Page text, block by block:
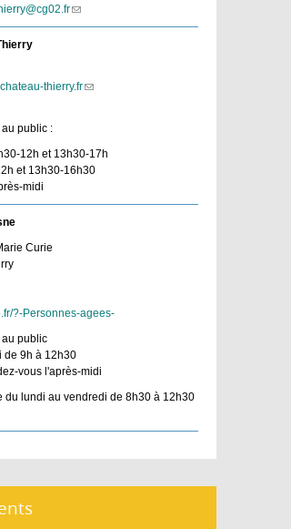
(link
sends
thierry.fr(link
public :
12h et 13h30-17h
et 13h30-16h30
midi
Curie
?-Personnes-agees-
public
de 9h à 12h30
vous l'après-midi
du lundi au vendredi de 8h30 à 12h30
: